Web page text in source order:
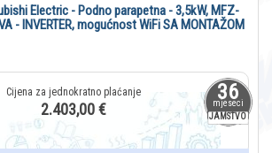
36
mjeseci
JAMSTVO
Electric - Podno parapetna - 3,5kW, MFZ-
- INVERTER, mogućnost WiFi SA MONTAŽOM
2.403,00 €